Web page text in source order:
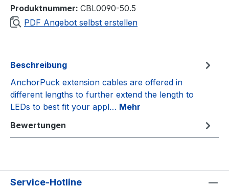
Produktnummer: CBL0090-50.5
PDF Angebot selbst erstellen
Beschreibung
AnchorPuck extension cables are offered in
different lengths to further extend the length to
LEDs to best fit your appl… Mehr
Bewertungen
Service-Hotline